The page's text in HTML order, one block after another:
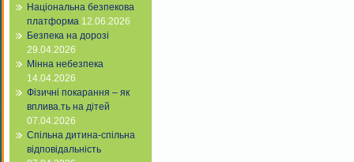
Національна безпекова
платформа 12.06.2026
Безпека на дорозі
29.04.2026
Мінна небезпека
14.04.2026
Фізичні покарання – як
вплива.ть на дітей
07.04.2026
Спільна дитина-спільна
відповідальність